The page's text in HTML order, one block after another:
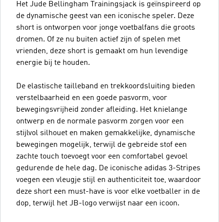
Het Jude Bellingham Trainingsjack is geïnspireerd op
de dynamische geest van een iconische speler. Deze
short is ontworpen voor jonge voetbalfans die groots
dromen. Of ze nu buiten actief zijn of spelen met
vrienden, deze short is gemaakt om hun levendige
energie bij te houden.
De elastische tailleband en trekkoordsluiting bieden
verstelbaarheid en een goede pasvorm, voor
bewegingsvrijheid zonder afleiding. Het knielange
ontwerp en de normale pasvorm zorgen voor een
stijlvol silhouet en maken gemakkelijke, dynamische
bewegingen mogelijk, terwijl de gebreide stof een
zachte touch toevoegt voor een comfortabel gevoel
gedurende de hele dag. De iconische adidas 3-Stripes
voegen een vleugje stijl en authenticiteit toe, waardoor
deze short een must-have is voor elke voetballer in de
dop, terwijl het JB-logo verwijst naar een icoon.